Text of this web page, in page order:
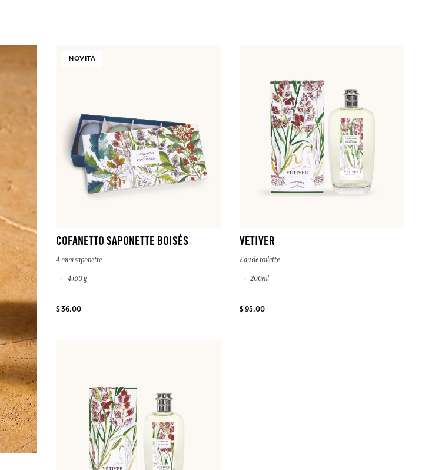
NOVITÀ
COFANETTO SAPONETTE BOISÉS
4 mini saponette
4x50 g
$ 36.00
VETIVER
Eau de toilette
200ml
$ 95.00